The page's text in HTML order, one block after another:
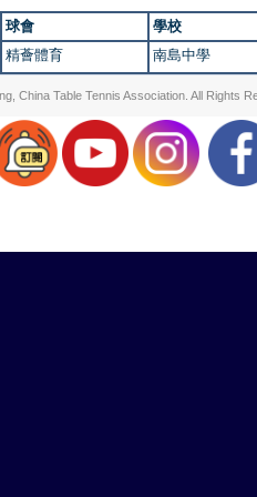
球會
學校
精薈體育
南島中學